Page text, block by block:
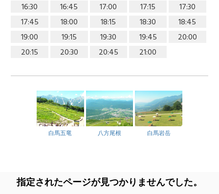
16:30
16:45 17:00 17:15
17:30
17:45
18:00 18:15 18:30
18:45
19:00
19:15 19:30 19:45
20:00
20:15
20:30 20:45 21:00
白馬五竜 八方尾根 白馬岩岳